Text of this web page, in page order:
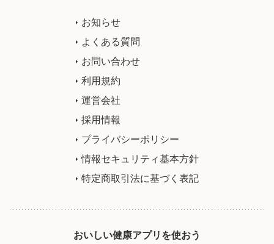
お知らせ
よくある質問
お問い合わせ
利用規約
運営会社
採用情報
プライバシーポリシー
情報セキュリティ基本方針
特定商取引法に基づく表記
おいしい健康アプリを使おう